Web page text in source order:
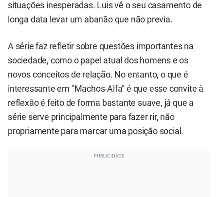
situações inesperadas. Luis vê o seu casamento de
longa data levar um abanão que não previa.
A série faz refletir sobre questões importantes na
sociedade, como o papel atual dos homens e os
novos conceitos de relação. No entanto, o que é
interessante em "Machos-Alfa" é que esse convite à
reflexão é feito de forma bastante suave, já que a
série serve principalmente para fazer rir, não
propriamente para marcar uma posição social.